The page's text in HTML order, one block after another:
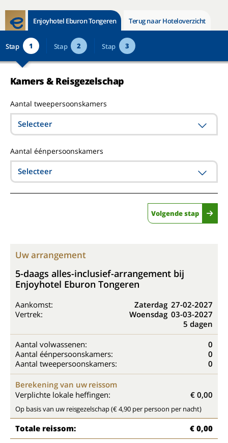
Enjoyhotel Eburon Tongeren Terug naar Hoteloverzicht
Stap 1 Stap 2 Stap 3
Kamers & Reisgezelschap
Aantal tweepersoonskamers
Selecteer
Aantal éénpersoonskamers
Selecteer
Volgende stap
Uw arrangement
5-daags alles-inclusief-arrangement bij
Enjoyhotel Eburon Tongeren
Aankomst: Zaterdag 27-02-2027
Vertrek:
Woensdag 03-03-2027
5 dagen
Aantal volwassenen:
0
Aantal éénpersoonskamers:
0
Aantal tweepersoonskamers:
0
Berekening van uw reissom
Verplichte lokale heffingen:
€ 0,00
Op basis van uw reisgezelschap (€ 4,90 per persoon per nacht)
Totale reissom: € 0,00